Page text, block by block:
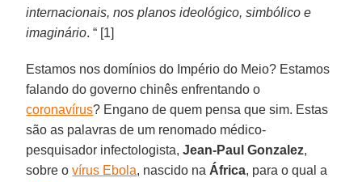
internacionais, nos planos ideológico, simbólico e
imaginário. “ [1]
Estamos nos domínios do Império do Meio? Estamos
falando do governo chinês enfrentando o
coronavírus? Engano de quem pensa que sim. Estas
são as palavras de um renomado médico-
pesquisador infectologista,Jean-Paul Gonzalez,
sobre ovírus Ebola, nascido na África, para o qual a